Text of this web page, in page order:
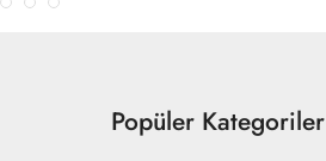
Popüler Kategoriler